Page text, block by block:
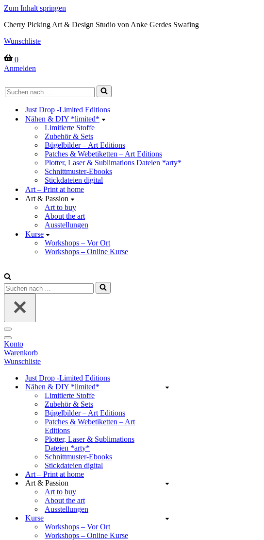
Zum Inhalt springen
Cherry Picking Art & Design Studio von Anke Gerdes Swafing
Wunschliste
Warenkorb
0
Anmelden
Suchen
nach …
Just Drop -Limited Editions
Nähen & DIY *limited*
Limitierte Stoffe
Zubehör & Sets
Bügelbilder – Art Editions
Patches & Webetiketten – Art Editions
Plotter, Laser & Sublimations Dateien *arty*
Schnittmuster-Ebooks
Stickdateien digital
Art – Print at home
Art & Passion
Art to buy
About the art
Ausstellungen
Kurse
Workshops – Vor Ort
Workshops – Online Kurse
Suchen
nach …
Navigations-
Menü
Navigations-
Menü
Konto
Warenkorb
Wunschliste
Just Drop -Limited Editions
Nähen & DIY *limited*
Limitierte Stoffe
Zubehör & Sets
Bügelbilder – Art Editions
Patches & Webetiketten – Art
Editions
Plotter, Laser & Sublimations
Dateien *arty*
Schnittmuster-Ebooks
Stickdateien digital
Art – Print at home
Art & Passion
Art to buy
About the art
Ausstellungen
Kurse
Workshops – Vor Ort
Workshops – Online Kurse